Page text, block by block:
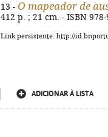
13 - O mapeador de
412 p. ; 21 cm. - ISBN
Link persistente: http://
ADICIONAR À LISTA